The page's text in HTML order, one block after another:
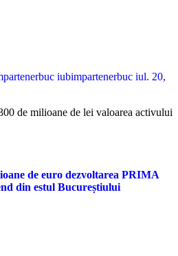
iubimpartenerbuc iul. 20,
de euro dezvoltarea PRIMA
din estul Bucureștiului